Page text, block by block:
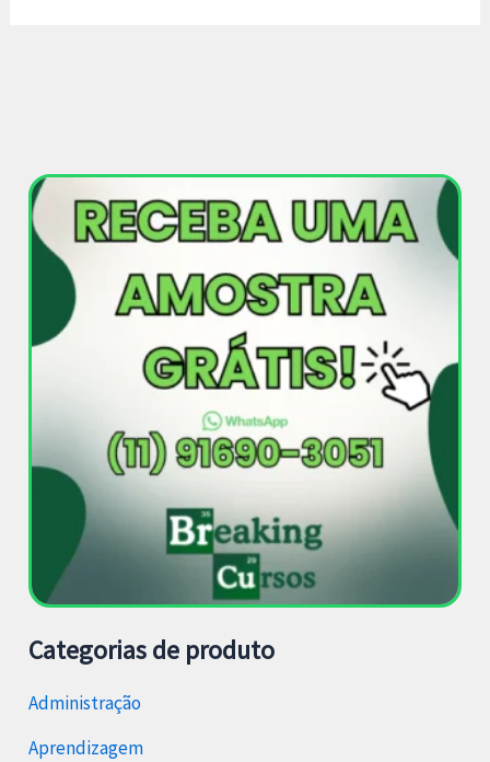
Categorias de produto
Administração
Aprendizagem